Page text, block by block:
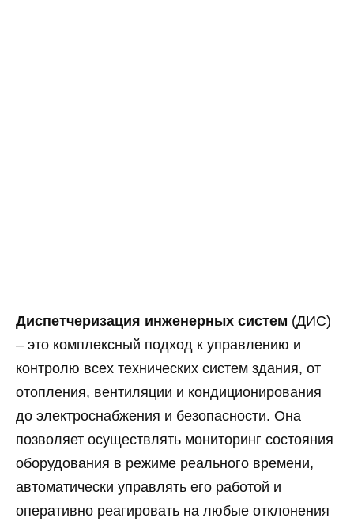
Диспетчеризация инженерных систем (ДИС)
– это комплексный подход к управлению и
контролю всех технических систем здания, от
отопления, вентиляции и кондиционирования
до электроснабжения и безопасности. Она
позволяет осуществлять мониторинг состояния
оборудования в режиме реального времени,
автоматически управлять его работой и
оперативно реагировать на любые отклонения